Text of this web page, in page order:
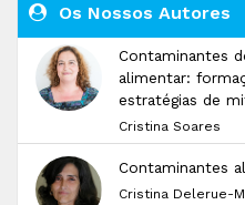
Os Nossos Autores
Contaminantes
alimentar:
estratégias de
Cristina Soares
Contaminantes
Cristina Delerue-